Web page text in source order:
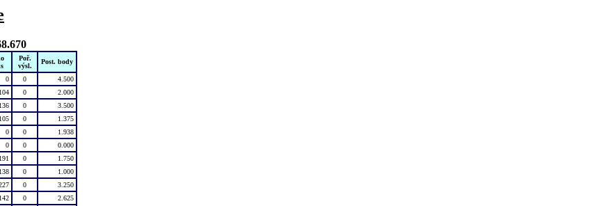
Poř.
výsl.
Post. body
0 0
4.500
104 0
2.000
136 0
3.500
105 0
1.375
0 0
1.938
0 0
0.000
191 0
1.750
138 0
1.000
0
3.250
142 0
2.625